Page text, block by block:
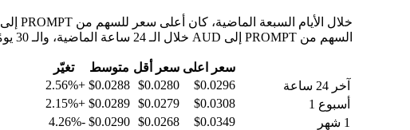
السهم من PROMPT إلى AUD خلال الـ 24 ساعة الماضية، والـ 30 يومًا الماضية، والـ 90 يومًا الماضية.
سعر اعلى سعر أقل متوسط
تغيّر
آخر 24 ساعة
$0.0296
$0.0280
$0.0288
+2.56%
أسبوع 1
$0.0308
$0.0279
$0.0289
+2.15%
1 شهر
$0.0349
$0.0268
$0.0290
-4.26%